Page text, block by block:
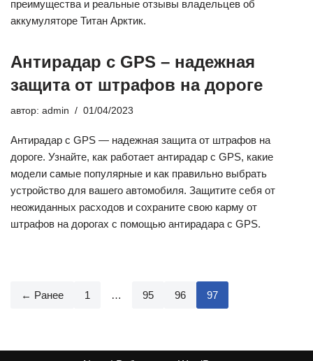
преимущества и реальные отзывы владельцев об
аккумуляторе Титан Арктик.
Антирадар с GPS – надежная
защита от штрафов на дороге
автор: admin 01/04/2023
Антирадар с GPS — надежная защита от штрафов на
дороге. Узнайте, как работает антирадар с GPS, какие
модели самые популярные и как правильно выбрать
устройство для вашего автомобиля. Защитите себя от
неожиданных расходов и сохраните свою карму от
штрафов на дорогах с помощью антирадара с GPS.
← Ранее 1 … 95 96 97